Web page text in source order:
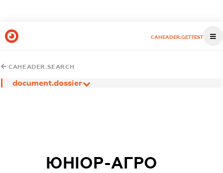
CAHEADER.GETTEST
CAHEADER.SEARCH
document.dossier
ЮНІОР-АГРО